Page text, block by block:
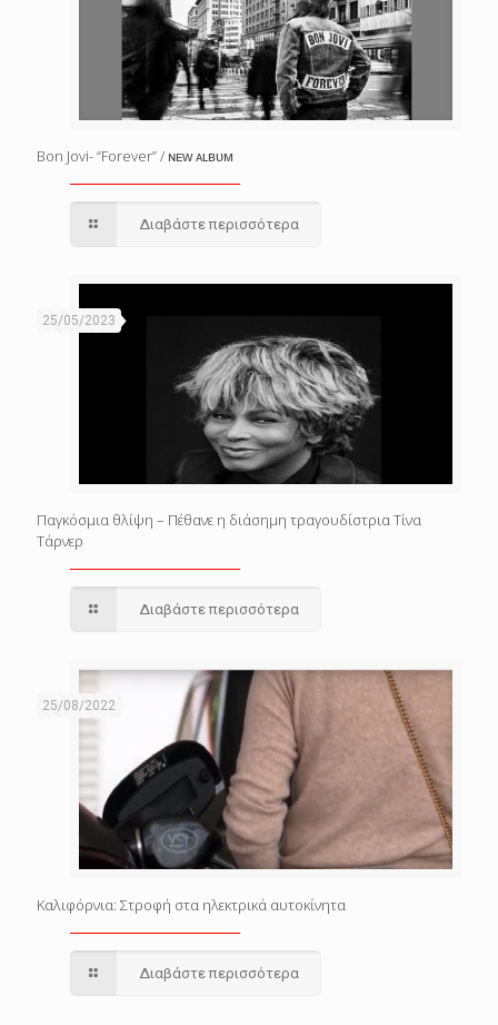
Bon Jovi- “Forever” / ɴᴇᴡ ᴀʟʙᴜᴍ
Διαβάστε περισσότερα
25/05/2023
Παγκόσμια θλίψη – Πέθανε η διάσημη τραγουδίστρια Τίνα
Τάρνερ
Διαβάστε περισσότερα
25/08/2022
Καλιφόρνια: Στροφή στα ηλεκτρικά αυτοκίνητα
Διαβάστε περισσότερα